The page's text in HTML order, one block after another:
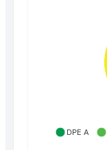
DPE A